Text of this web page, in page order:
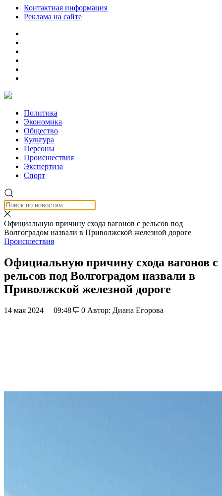
Контактная информация
Реклама на сайте
Политика
Экономика
Общество
Культура
Персоны
Происшествия
Экспертиза
Спорт
Официальную причину схода вагонов с рельсов под
Волгоградом назвали в Приволжской железной дороге
Происшествия
Официальную причину схода вагонов с
рельсов под Волгоградом назвали в
Приволжской железной дороге
14 мая 2024 09:48 0 Автор: Диана Егорова